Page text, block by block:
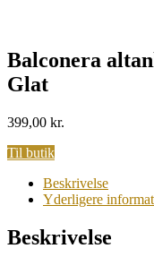
Balconera
Glat
399,00 kr.
Til butik
Beskrivelse
Yderligere
Beskrivelse